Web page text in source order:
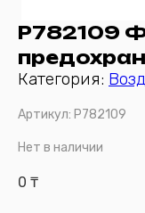
P782109
Категория:
Артикул: P782109
Нет в наличии
0 ₸